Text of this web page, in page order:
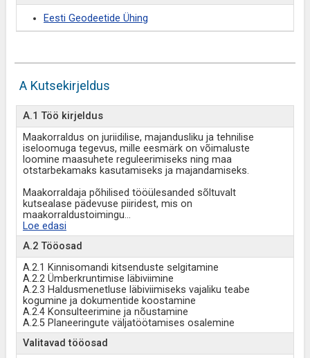
Eesti Geodeetide Ühing
A Kutsekirjeldus
A.1 Töö kirjeldus
Maakorraldus on juriidilise, majandusliku ja tehnilise
iseloomuga tegevus, mille eesmärk on võimaluste
loomine maasuhete reguleerimiseks ning maa
otstarbekamaks kasutamiseks ja majandamiseks.
Maakorraldaja põhilised tööülesanded sõltuvalt
kutsealase pädevuse piiridest, mis on
maakorraldustoimingu...
Loe edasi
A.2 Tööosad
A.2.1 Kinnisomandi kitsenduste selgitamine
A.2.2 Ümberkruntimise läbiviimine
A.2.3 Haldusmenetluse läbiviimiseks vajaliku teabe
kogumine ja dokumentide koostamine
A.2.4 Konsulteerimine ja nõustamine
A.2.5 Planeeringute väljatöötamises osalemine
Valitavad tööosad